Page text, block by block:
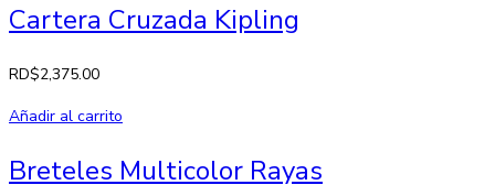
Cartera Cruzada Kipling
RD$2,375.00
Añadir al carrito
Breteles Multicolor Rayas